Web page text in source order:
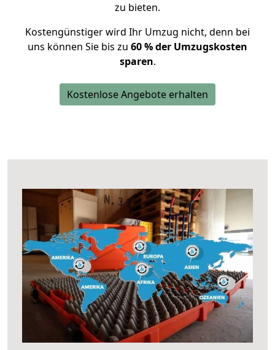
zu bieten.
Kostengünstiger wird Ihr Umzug nicht, denn bei
uns können Sie bis zu 60 % der Umzugskosten
sparen.
Kostenlose Angebote erhalten